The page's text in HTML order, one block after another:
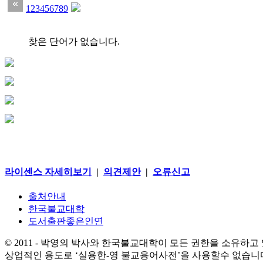
1 23456789
찾은 단어가 없습니다.
라이센스 자세히보기 | 의견제안| 오류신고
출처안내
한국불교대학
도서출판좋은인연
© 2011 - 박영의 박사와 한국불교대학이 모든 권한을 소유하고
상업적인 용도로 ‘실용한-영 불교용어사전’을 사용할수 없습니